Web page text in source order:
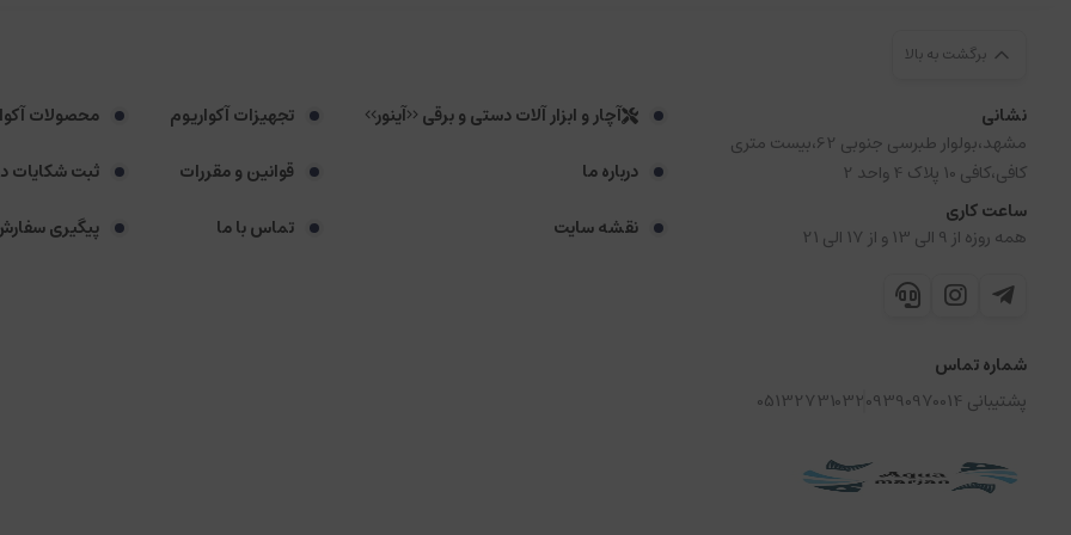
برگشت به بالا
نشانی
مشهد،بولوار طبرسی جنوبی 62،بیست متری
کافی،کافی 10 پلاک 4 واحد 2
ساعت کاری
همه روزه از 9 الی 13 و از 17 الی 21
شماره تماس
پشتیبانی 09390970014
05132731032
آچار و ابزار آلات دستی و برقی <<آینور>> تجهیزات آکواریوم
محصولات
درباره ما
قوانین و مقررات
ثبت شکایات
نقشه سایت
تماس با ما پیگیری